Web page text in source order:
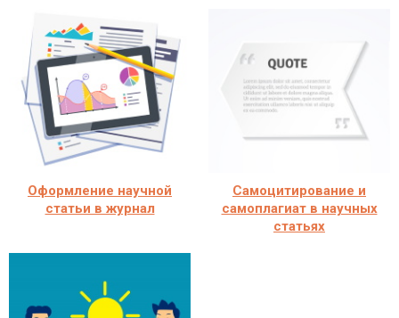
Оформление научной
статьи в журнал
Самоцитирование и
самоплагиат в научных
статьях